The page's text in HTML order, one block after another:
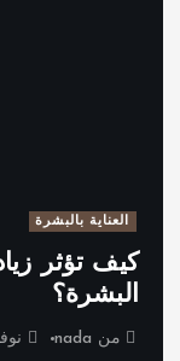
العناية بالبشرة
كيف تؤثر
البشرة؟
من nada نوفمبر